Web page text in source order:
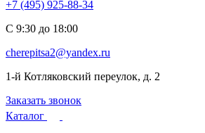
+7 (495) 925-88-34
С 9:30 до 18:00
cherepitsa2@yandex.ru
1-й Котляковский переулок, д. 2
Заказать звонок
Каталог